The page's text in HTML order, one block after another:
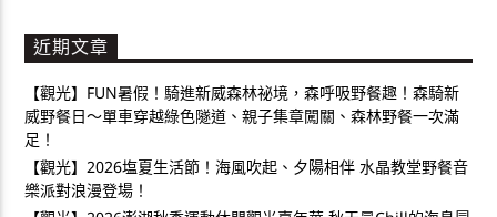
近期文章
【觀光】FUN暑假！騎進新威森林祕境，森呼吸野餐趣！森騎新
威野餐日～單車穿越綠色隧道、親子集章闖關、森林野餐一次滿
足！
【觀光】2026塩夏生活節！海風吹起、夕陽相伴 水晶教堂野餐音
樂派對浪漫登場！